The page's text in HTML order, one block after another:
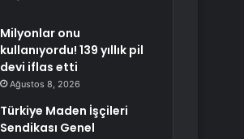
Milyonlar onu
kullanıyordu! 139 yıllık pil
devi iflas etti
Ağustos 8, 2026
Türkiye Maden İşçileri
Sendikası Genel